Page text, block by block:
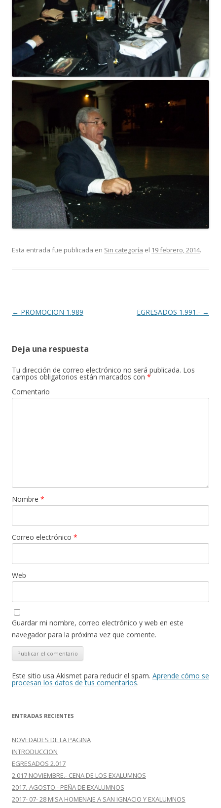
Esta entrada fue publicada en Sin categoría el 19 febrero, 2014.
Navegación
← PROMOCION 1.989 EGRESADOS 1.991.- →
Deja una respuesta
Tu dirección de correo electrónico no será publicada. Los
campos obligatorios están marcados con *
Comentario
Nombre *
Correo electrónico *
Web
Guardar mi nombre, correo electrónico y web en este
navegador para la próxima vez que comente.
Este sitio usa Akismet para reducir el spam. Aprende cómo se
procesan los datos de tus comentarios.
ENTRADAS RECIENTES
NOVEDADES DE LA PAGINA
INTRODUCCION
EGRESADOS 2.017
2.017 NOVIEMBRE.- CENA DE LOS EXALUMNOS
2017.-AGOSTO.- PEÑA DE EXALUMNOS
2017- 07- 28 MISA HOMENAJE A SAN IGNACIO Y EXALUMNOS